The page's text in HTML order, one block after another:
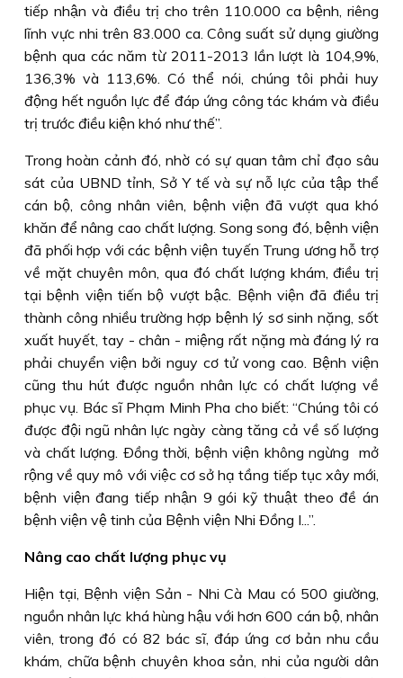
tiếp nhận và điều trị cho trên 110.000 ca bệnh, riêng
lĩnh vực nhi trên 83.000 ca. Công suất sử dụng giường
bệnh qua các năm từ 2011-2013 lần lượt là 104,9%,
136,3% và 113,6%. Có thể nói, chúng tôi phải huy
động hết nguồn lực để đáp ứng công tác khám và điều
trị trước điều kiện khó như thế”.
Trong hoàn cảnh đó, nhờ có sự quan tâm chỉ đạo sâu
sát của UBND tỉnh, Sở Y tế và sự nỗ lực của tập thể
cán bộ, công nhân viên, bệnh viện đã vượt qua khó
khăn để nâng cao chất lượng. Song song đó, bệnh viện
đã phối hợp với các bệnh viện tuyến Trung ương hỗ trợ
về mặt chuyên môn, qua đó chất lượng khám, điều trị
tại bệnh viện tiến bộ vượt bậc. Bệnh viện đã điều trị
thành công nhiều trường hợp bệnh lý sơ sinh nặng, sốt
xuất huyết, tay - chân - miệng rất nặng mà đáng lý ra
phải chuyển viện bởi nguy cơ tử vong cao. Bệnh viện
cũng thu hút được nguồn nhân lực có chất lượng về
phục vụ. Bác sĩ Phạm Minh Pha cho biết: “Chúng tôi có
được đội ngũ nhân lực ngày càng tăng cả về số lượng
và chất lượng. Ðồng thời, bệnh viện không ngừng mở
rộng về quy mô với việc cơ sở hạ tầng tiếp tục xây mới,
bệnh viện đang tiếp nhận 9 gói kỹ thuật theo đề án
bệnh viện vệ tinh của Bệnh viện Nhi Ðồng I...”.
Nâng cao chất lượng phục vụ
Hiện tại, Bệnh viện Sản - Nhi Cà Mau có 500 giường,
nguồn nhân lực khá hùng hậu với hơn 600 cán bộ, nhân
viên, trong đó có 82 bác sĩ, đáp ứng cơ bản nhu cầu
khám, chữa bệnh chuyên khoa sản, nhi của người dân